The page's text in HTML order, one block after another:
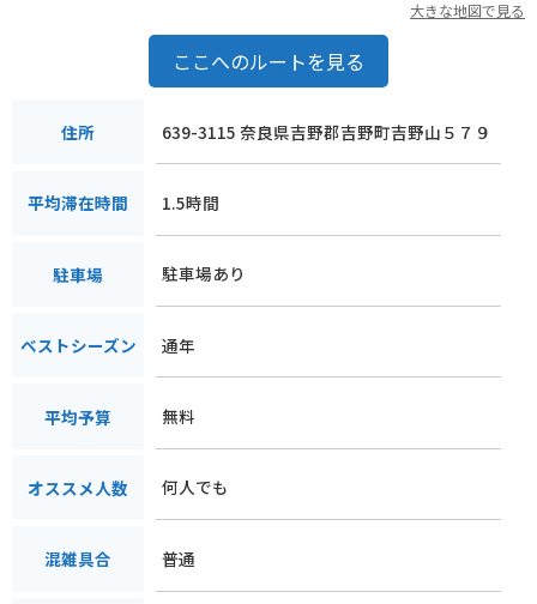
大きな地図で見る
ここへのルートを見る
住所 639-3115 奈良県吉野郡吉野町吉野山５７９
平均滞在時間 1.5時間
駐車場 駐車場あり
ベストシーズン 通年
平均予算 無料
オススメ人数 何人でも
混雑具合 普通